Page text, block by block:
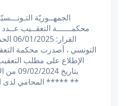
الجمهــوريّة
التونسي ، أصدرت محكمة
***** المحامي لدى التعقيب الكائن مكتبه **